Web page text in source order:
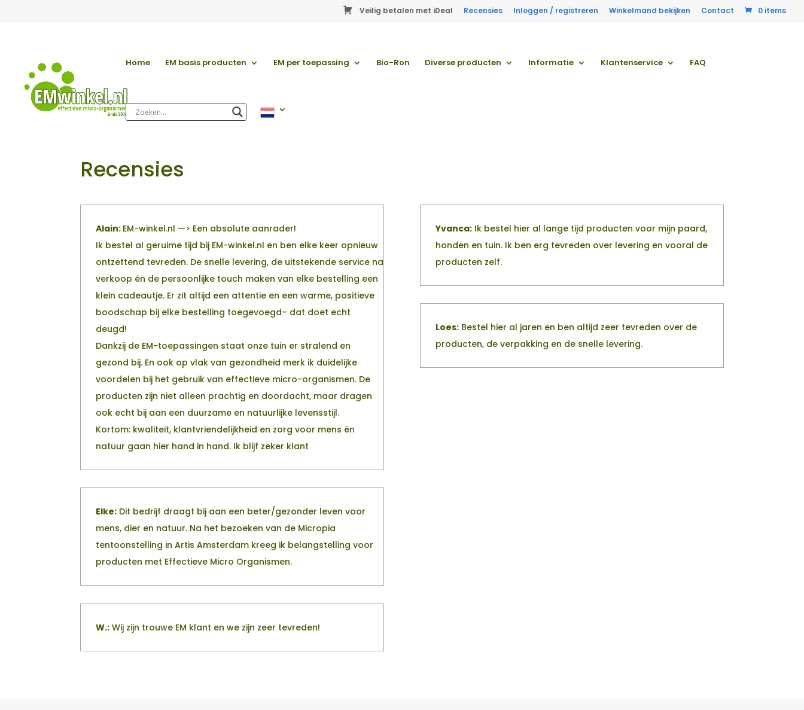
Veilig betalen met iDeal Recensies Inloggen / registreren Winkelmand bekijken Contact 0 items
Home EM basis producten EM per toepassing Bio-Ron Diverse producten Informatie Klantenservice FAQ
Recensies
Alain: EM-winkel.nl —> Een absolute aanrader!
Ik bestel al geruime tijd bij EM-winkel.nl en ben elke keer opnieuw
ontzettend tevreden. De snelle levering, de uitstekende service na
verkoop én de persoonlijke touch maken van elke bestelling een
klein cadeautje. Er zit altijd een attentie en een warme, positieve
boodschap bij elke bestelling toegevoegd– dat doet echt
deugd!
Dankzij de EM-toepassingen staat onze tuin er stralend en
gezond bij. En ook op vlak van gezondheid merk ik duidelijke
voordelen bij het gebruik van effectieve micro-organismen. De
producten zijn niet alleen prachtig en doordacht, maar dragen
ook echt bij aan een duurzame en natuurlijke levensstijl.
Kortom: kwaliteit, klantvriendelijkheid en zorg voor mens én
natuur gaan hier hand in hand. Ik blijf zeker klant
Elke: Dit bedrijf draagt bij aan een beter/gezonder leven voor
mens, dier en natuur. Na het bezoeken van de Micropia
tentoonstelling in Artis Amsterdam kreeg ik belangstelling voor
producten met Effectieve Micro Organismen.
W.: Wij zijn trouwe EM klant en we zijn zeer tevreden!
Yvanca:Ik bestel hier al lange tijd producten voor mijn paard,
honden en tuin. Ik ben erg tevreden over levering en vooral de
producten zelf.
Loes:Bestel hier al jaren en ben altijd zeer tevreden over de
producten, de verpakking en de snelle levering.